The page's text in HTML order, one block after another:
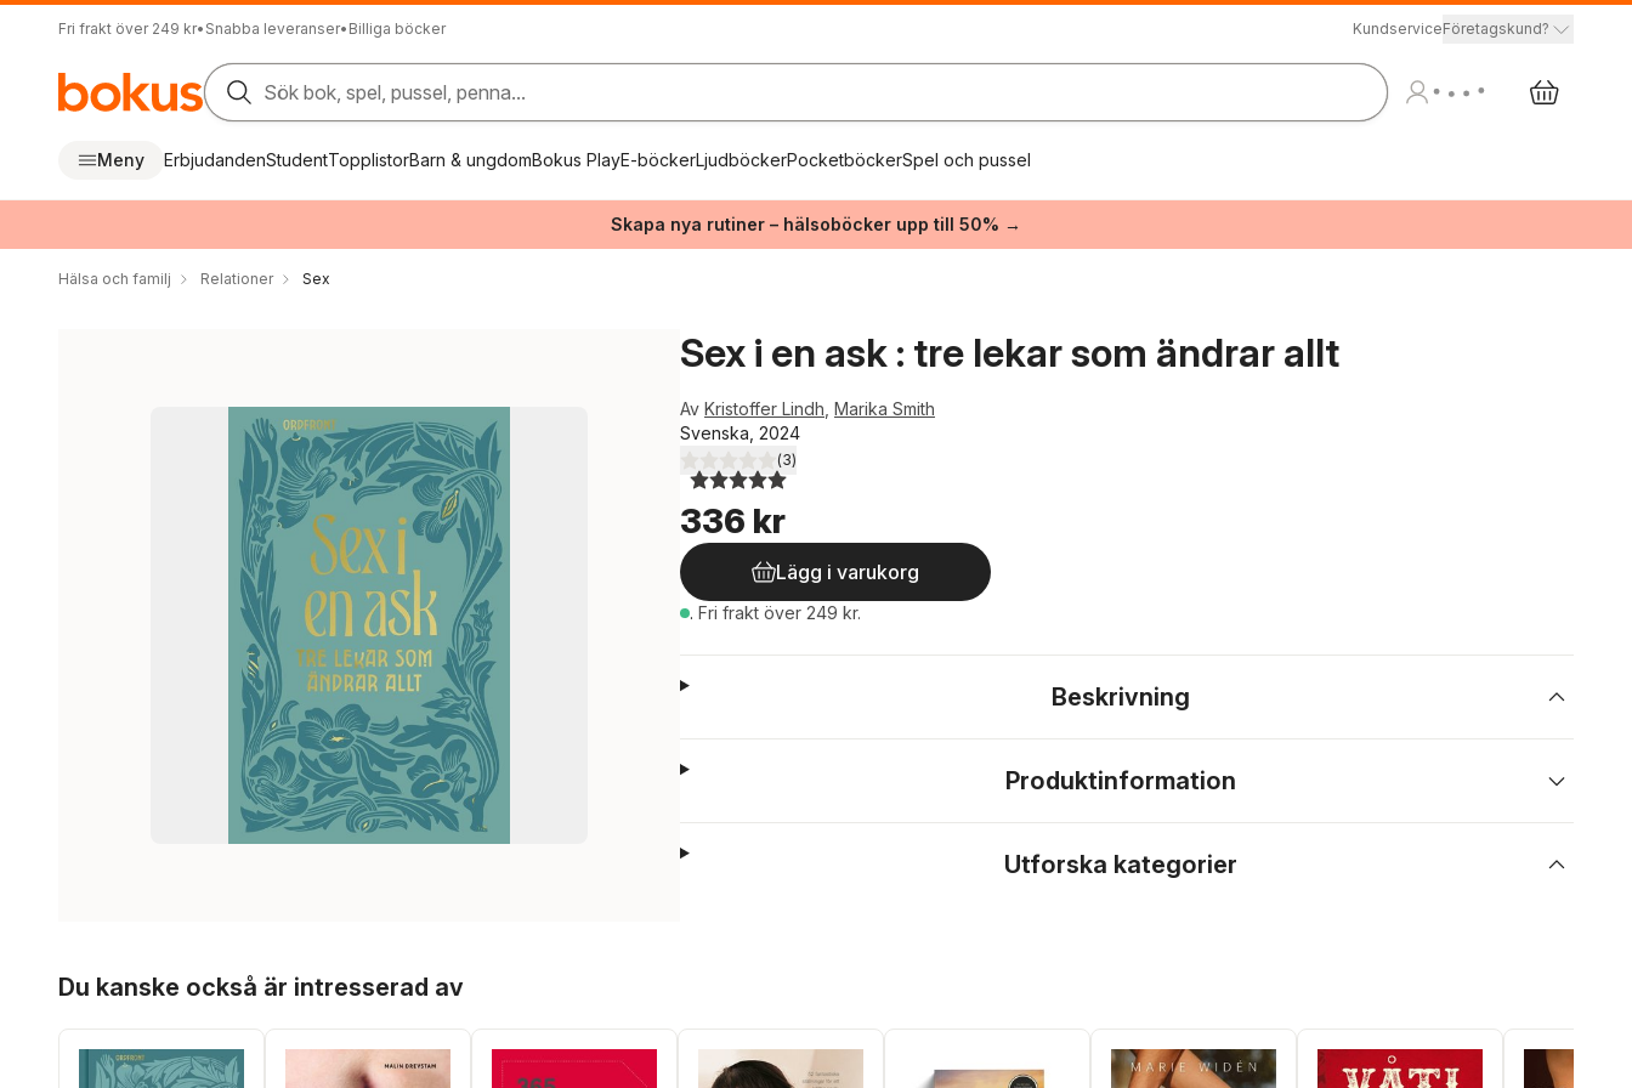
Fri frakt över 249 kr• Snabba leveranser• Billiga böcker KundserviceFöretagskund?
Sök bok, spel, pussel, penna...
Meny ErbjudandenStudentTopplistorBarn & ungdomBokus PlayE-böckerLjudböckerPocketböckerSpel och pussel
Skapa nya rutiner – hälsoböcker upp till 50% →
Hälsa och familj Relationer Sex
Sex i en ask : tre lekar som ändrar allt
Av Kristoffer Lindh Marika Smith
Svenska, 2024
5,0utav 5 stjärnor. Totalt antal röster:
(3)
336 kr
Lägg i varukorg
. Fri frakt över 249 kr.
Beskrivning
Produktinformation
Utforska kategorier
Du kanske också är intresserad av